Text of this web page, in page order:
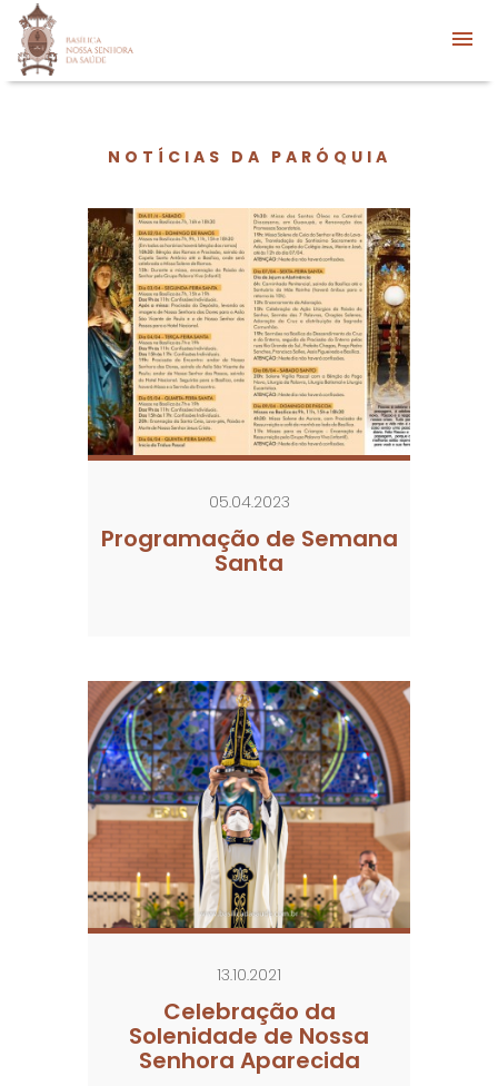
NOTÍCIAS DA PARÓQUIA
05.04.2023
Programação de Semana
Santa
13.10.2021
Celebração da
Solenidade de Nossa
Senhora Aparecida